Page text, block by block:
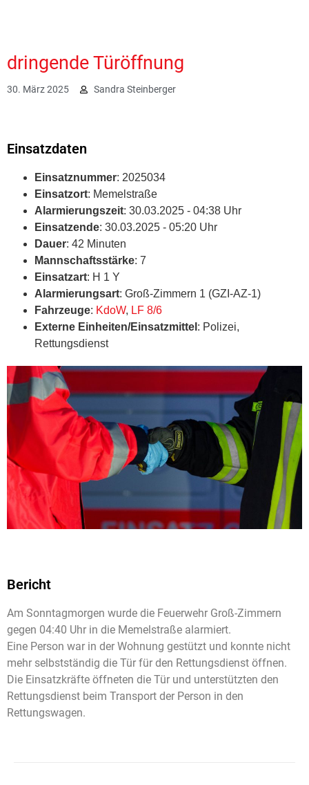
dringende Türöffnung
30. März 2025 Sandra Steinberger
Einsatzdaten
Einsatznummer: 2025034
Einsatzort: Memelstraße
Alarmierungszeit: 30.03.2025 - 04:38 Uhr
Einsatzende: 30.03.2025 - 05:20 Uhr
Dauer: 42 Minuten
Mannschaftsstärke: 7
Einsatzart: H 1 Y
Alarmierungsart: Groß-Zimmern 1 (GZI-AZ-1)
Fahrzeuge: KdoW, LF 8/6
Externe Einheiten/Einsatzmittel : Polizei,
Rettungsdienst
Bericht
Am Sonntagmorgen wurde die Feuerwehr Groß-Zimmern
gegen 04:40 Uhr in die Memelstraße alarmiert.
Eine Person war in der Wohnung gestützt und konnte nicht
mehr selbstständig die Tür für den Rettungsdienst öffnen.
Die Einsatzkräfte öffneten die Tür und unterstützten den
Rettungsdienst beim Transport der Person in den
Rettungswagen.